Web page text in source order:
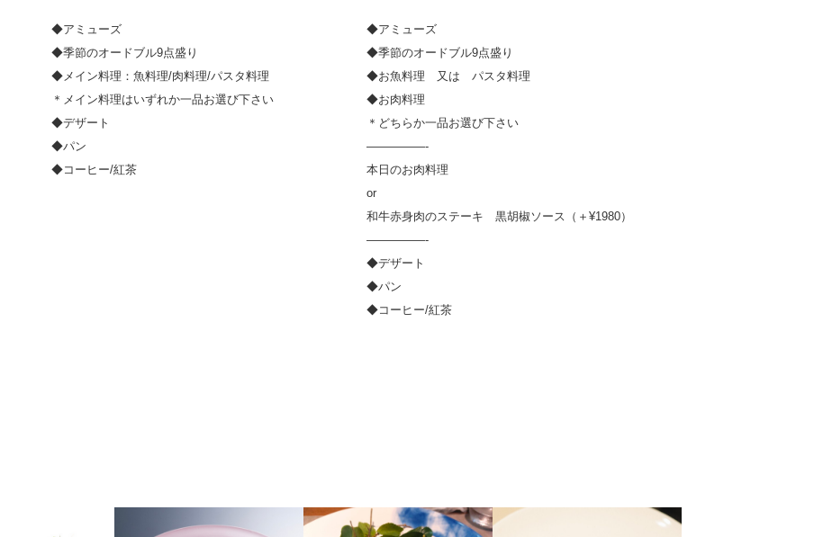
◆アミューズ
◆季節のオードブル9点盛り
◆メイン料理：魚料理/肉料理/パスタ料理
＊メイン料理はいずれか一品お選び下さい
◆デザート
◆パン
◆コーヒー/紅茶
◆アミューズ
◆季節のオードブル9点盛り
◆お魚料理 又は パスタ料理
◆お肉料理
＊どちらか一品お選び下さい
—————-
本日のお肉料理
or
和牛赤身肉のステーキ 黒胡椒ソース（＋¥1980）
—————-
◆デザート
◆パン
◆コーヒー/紅茶